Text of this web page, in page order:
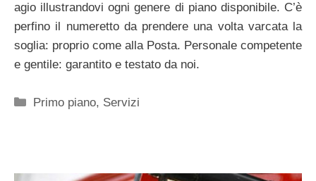
agio illustrandovi ogni genere di piano disponibile. C’è
perfino il numeretto da prendere una volta varcata la
soglia: proprio come alla Posta. Personale competente
e gentile: garantito e testato da noi.
Categorie
Primo piano, Servizi